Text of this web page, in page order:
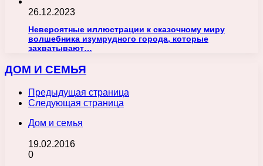
26.12.2023
Невероятные иллюстрации к сказочному миру
волшебника изумрудного города, которые
захватывают…
ДОМ И СЕМЬЯ
Предыдущая страница
Следующая страница
Дом и семья
19.02.2016
0